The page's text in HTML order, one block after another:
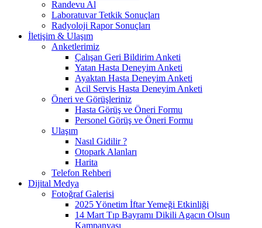
Randevu Al
Laboratuvar Tetkik Sonuçları
Radyoloji Rapor Sonuçları
İletişim & Ulaşım
Anketlerimiz
Çalışan Geri Bildirim Anketi
Yatan Hasta Deneyim Anketi
Ayaktan Hasta Deneyim Anketi
Acil Servis Hasta Deneyim Anketi
Öneri ve Görüşleriniz
Hasta Görüş ve Öneri Formu
Personel Görüş ve Öneri Formu
Ulaşım
Nasıl Gidilir ?
Otopark Alanları
Harita
Telefon Rehberi
Dijital Medya
Fotoğraf Galerisi
2025 Yönetim İftar Yemeği Etkinliği
14 Mart Tıp Bayramı Dikili Agacın Olsun
Kampanyası